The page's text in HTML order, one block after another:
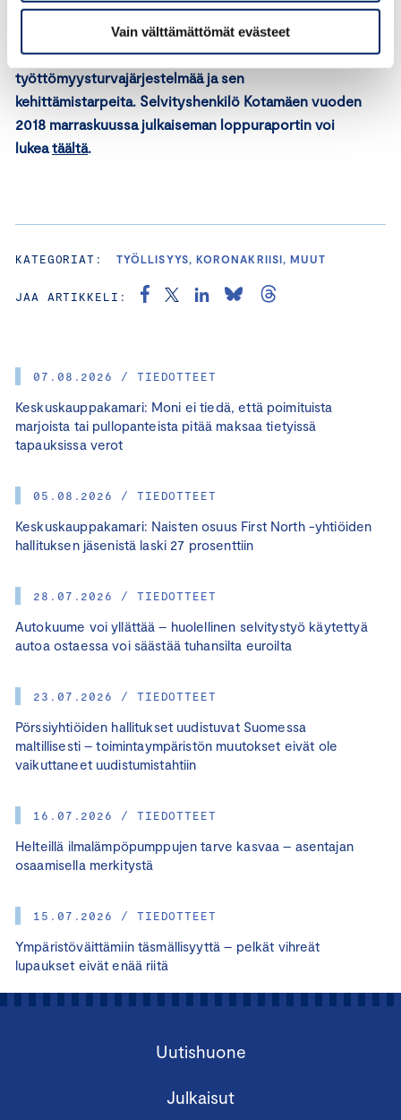
Vain välttämättömät evästeet
07.08.2026 / TIEDOTTEET
Keskuskauppakamari: Moni ei tiedä, että poimituista
marjoista tai pullopanteista pitää maksaa tietyissä
tapauksissa verot
05.08.2026 / TIEDOTTEET
Keskuskauppakamari: Naisten osuus First North -yhtiöiden
hallituksen jäsenistä laski 27 prosenttiin
28.07.2026 / TIEDOTTEET
Autokuume voi yllättää – huolellinen selvitystyö käytettyä
autoa ostaessa voi säästää tuhansilta euroilta
23.07.2026 / TIEDOTTEET
Pörssiyhtiöiden hallitukset uudistuvat Suomessa
maltillisesti – toimintaympäristön muutokset eivät ole
vaikuttaneet uudistumistahtiin
16.07.2026 / TIEDOTTEET
Helteillä ilmalämpöpumppujen tarve kasvaa – asentajan
osaamisella merkitystä
15.07.2026 / TIEDOTTEET
Ympäristöväittämiin täsmällisyyttä – pelkät vihreät
lupaukset eivät enää riitä
Kotamäki asetettiin 5.3.2018 sosiaali- ja
terveysministeriön toimesta selvittämään ja arvioimaan
nykyistä ansiosidonnaista
työttömyysturvajärjestelmää ja sen
kehittämistarpeita. Selvityshenkilö Kotamäen vuoden
2018 marraskuussa julkaiseman loppuraportin voi
lukeatäältä.
KATEGORIAT: TYÖLLISYYS, KORONAKRIISI, MUUT
JAA ARTIKKELI:
Uutishuone
Julkaisut